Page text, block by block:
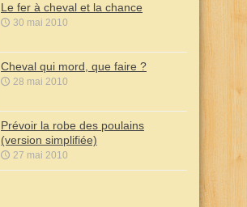
Le fer à cheval et la chance
30 mai 2010
Cheval qui mord, que faire ?
28 mai 2010
Prévoir la robe des poulains
(version simplifiée)
27 mai 2010